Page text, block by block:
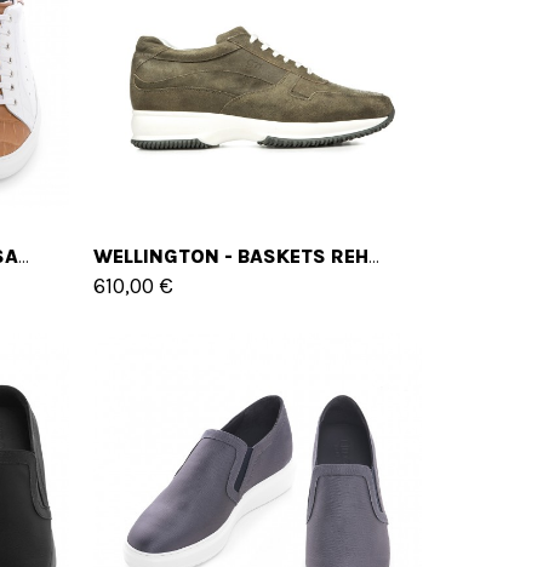
TAHITI - BASKETS REHAUSSANTES EN CUIR DE 6 CM À 8 CM EN PLUS WELLINGTON - BASKETS REHAUSSANTES EN CUIR DE 6 CM À 10 CM EN PLUS
610,00 €